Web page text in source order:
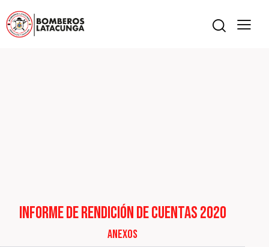
INFORME DE RENDICIÓN DE CUENTAS 2020
Anexos